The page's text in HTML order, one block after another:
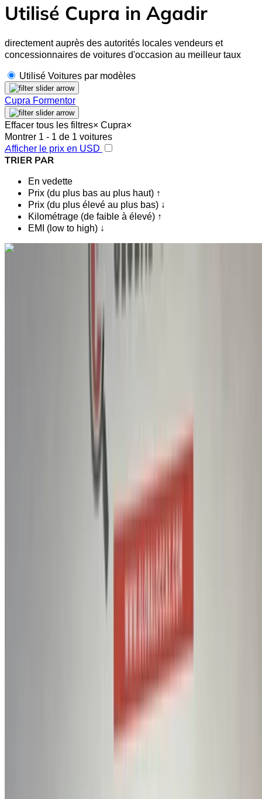
Utilisé Cupra in Agadir
directement auprès des autorités locales vendeurs et
concessionnaires de voitures d'occasion au meilleur taux
Utilisé Voitures par modèles
Cupra Formentor
Effacer tous les filtres× Cupra×
Montrer 1 - 1 de 1 voitures
Afficher le prix en USD
TRIER PAR
En vedette
Prix (du plus bas au plus haut) ↑
Prix (du plus élevé au plus bas) ↓
Kilométrage (de faible à élevé) ↑
EMI (low to high) ↓
Vous aimez ce que vous voyez ?
Cupra Formentor 2.0 TDI DSG COOPER ED 2024
Aéroport Agadir, Agadir
Aéroport Agadir, Agadir
Aéroport Agadir,
212663841439
Parcourir toutes les voitures
Sauvegarder des voitures. Suivez les prix. Réservez plus
Cupra est une marque automobile spécialisée dans les
véhicules de haute performance. Elle a débuté en tant que
sous-marque de performance de SEAT, mais est devenue
depuis une marque autonome au sein du groupe